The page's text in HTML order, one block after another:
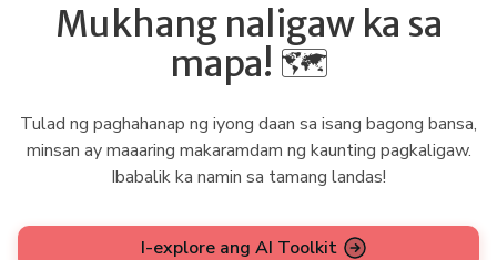
Mukhang naligaw ka sa
mapa! 🗺️
Tulad ng paghahanap ng iyong daan sa isang bagong bansa,
minsan ay maaaring makaramdam ng kaunting pagkaligaw.
Ibabalik ka namin sa tamang landas!
I-explore ang AI Toolkit